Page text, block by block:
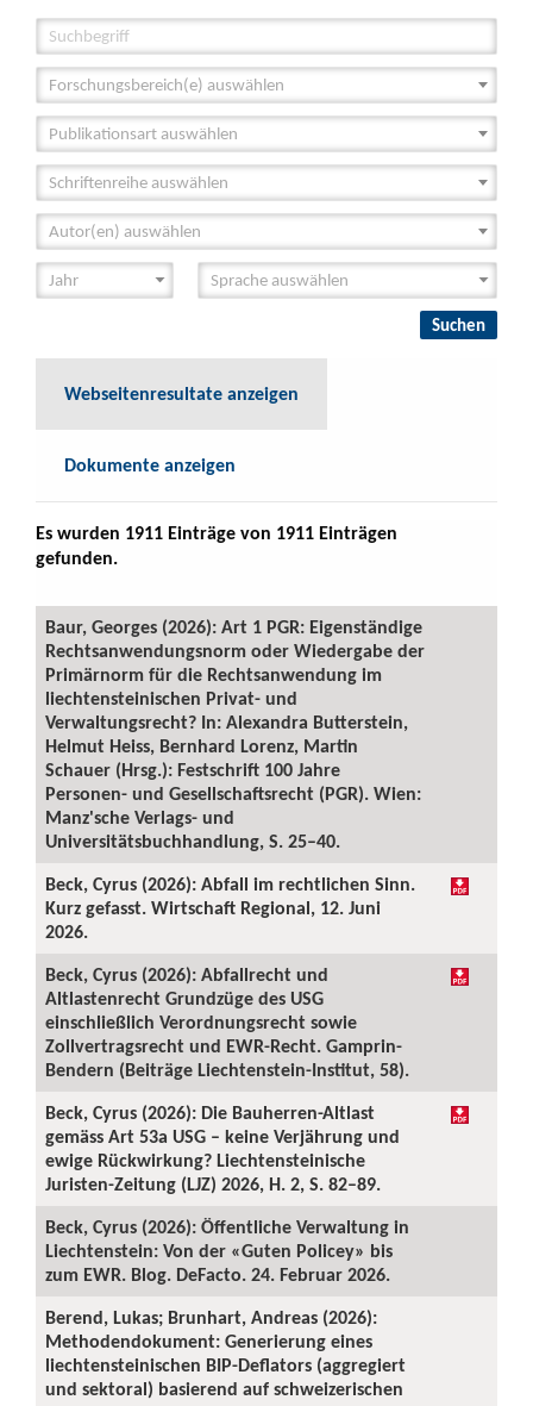
Forschungsbereich(e) auswählen
Publikationsart auswählen
Schriftenreihe auswählen
Autor(en) auswählen
Webseitenresultate anzeigen
Dokumente anzeigen
Es wurden 1911 Einträge von 1911 Einträgen
gefunden.
Baur, Georges (2026): Art 1 PGR: Eigenständige
Rechtsanwendungsnorm oder Wiedergabe der
Primärnorm für die Rechtsanwendung im
liechtensteinischen Privat- und
Verwaltungsrecht? In: Alexandra Butterstein,
Helmut Heiss, Bernhard Lorenz, Martin
Schauer (Hrsg.): Festschrift 100 Jahre
Personen- und Gesellschaftsrecht (PGR). Wien:
Manz'sche Verlags- und
Universitätsbuchhandlung, S. 25–40.
Beck, Cyrus (2026): Abfall im rechtlichen Sinn.
Kurz gefasst. Wirtschaft Regional, 12. Juni
2026.
Beck, Cyrus (2026): Abfallrecht und
Altlastenrecht Grundzüge des USG
einschließlich Verordnungsrecht sowie
Zollvertragsrecht und EWR-Recht. Gamprin-
Bendern (Beiträge Liechtenstein-Institut, 58).
Beck, Cyrus (2026): Die Bauherren-Altlast
gemäss Art 53a USG – keine Verjährung und
ewige Rückwirkung? Liechtensteinische
Juristen-Zeitung (LJZ) 2026, H. 2, S. 82–89.
Beck, Cyrus (2026): Öffentliche Verwaltung in
Liechtenstein: Von der «Guten Policey» bis
zum EWR. Blog. DeFacto. 24. Februar 2026.
Berend, Lukas; Brunhart, Andreas (2026):
Methodendokument: Generierung eines
liechtensteinischen BIP-Deflators (aggregiert
und sektoral) basierend auf schweizerischen